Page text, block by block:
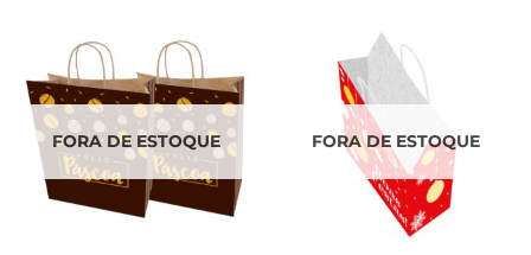
FORA DE ESTOQUE FORA DE ESTOQUE